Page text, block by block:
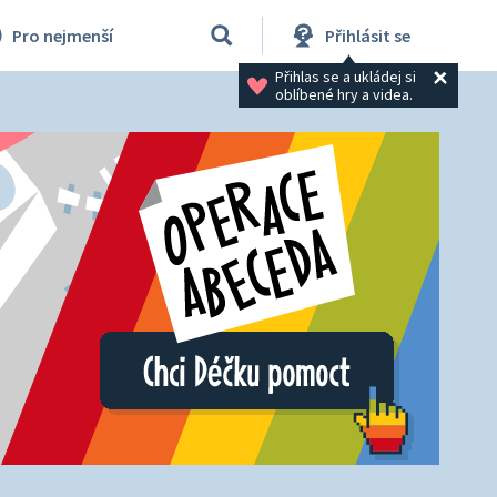
Pro nejmenší Přihlásit se
Přihlas se a ukládej si
oblíbené hry a videa.